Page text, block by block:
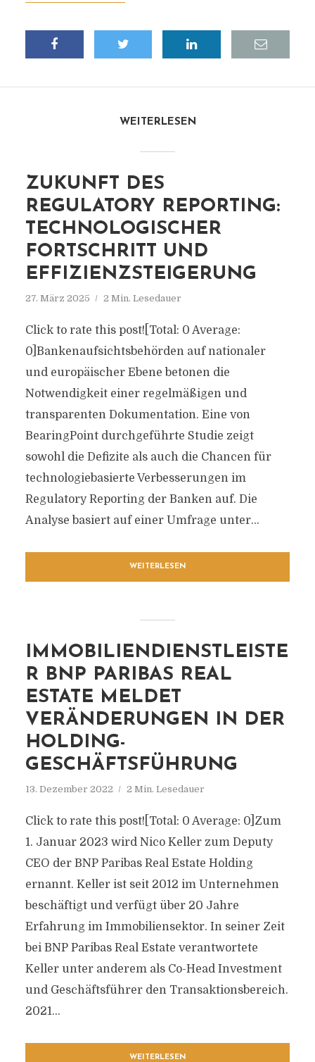
WEITERLESEN
ZUKUNFT DES
REGULATORY REPORTING:
TECHNOLOGISCHER
FORTSCHRITT UND
EFFIZIENZSTEIGERUNG
27. März 2025 2 Min. Lesedauer
Click to rate this post![Total: 0 Average:
0]Bankenaufsichtsbehörden auf nationaler
und europäischer Ebene betonen die
Notwendigkeit einer regelmäßigen und
transparenten Dokumentation. Eine von
BearingPoint durchgeführte Studie zeigt
sowohl die Defizite als auch die Chancen für
technologiebasierte Verbesserungen im
Regulatory Reporting der Banken auf. Die
Analyse basiert auf einer Umfrage unter...
WEITERLESEN
IMMOBILIENDIENSTLEISTE
R BNP PARIBAS REAL
ESTATE MELDET
VERÄNDERUNGEN IN DER
HOLDING-
GESCHÄFTSFÜHRUNG
13. Dezember 2022 2 Min. Lesedauer
Click to rate this post![Total: 0 Average: 0]Zum
1. Januar 2023 wird Nico Keller zum Deputy
CEO der BNP Paribas Real Estate Holding
ernannt. Keller ist seit 2012 im Unternehmen
beschäftigt und verfügt über 20 Jahre
Erfahrung im Immobiliensektor. In seiner Zeit
bei BNP Paribas Real Estate verantwortete
Keller unter anderem als Co-Head Investment
und Geschäftsführer den Transaktionsbereich.
2021...
WEITERLESEN